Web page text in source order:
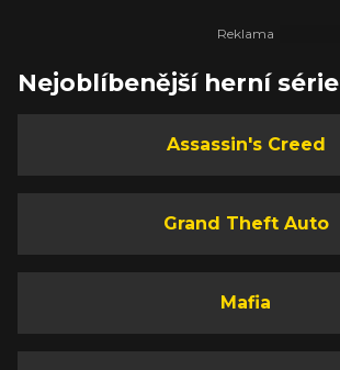
Nejoblíbenější herní série
Assassin's Creed
Grand Theft Auto
Mafia